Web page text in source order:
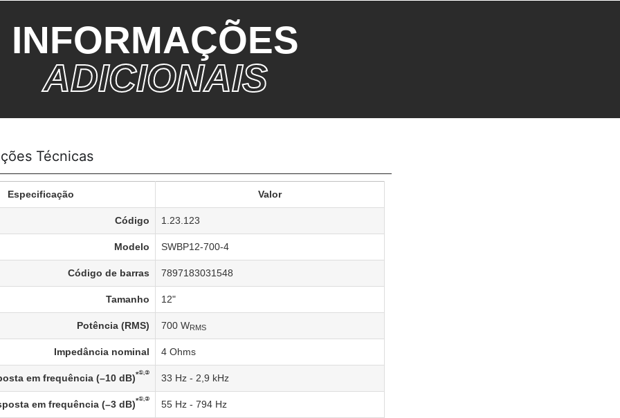
INFORMAÇÕES
ADICIONAIS
Técnicas
Especificação Valor
Código 1.23.123
Modelo SWBP12-700-4
Código de barras 7897183031548
Tamanho 12"
Potência (RMS) 700 WRMS
Impedância nominal 4 Ohms
em frequência (–10 dB)*①,② 33 Hz - 2,9 kHz
em frequência (–3 dB)*①,② 55 Hz - 794 Hz